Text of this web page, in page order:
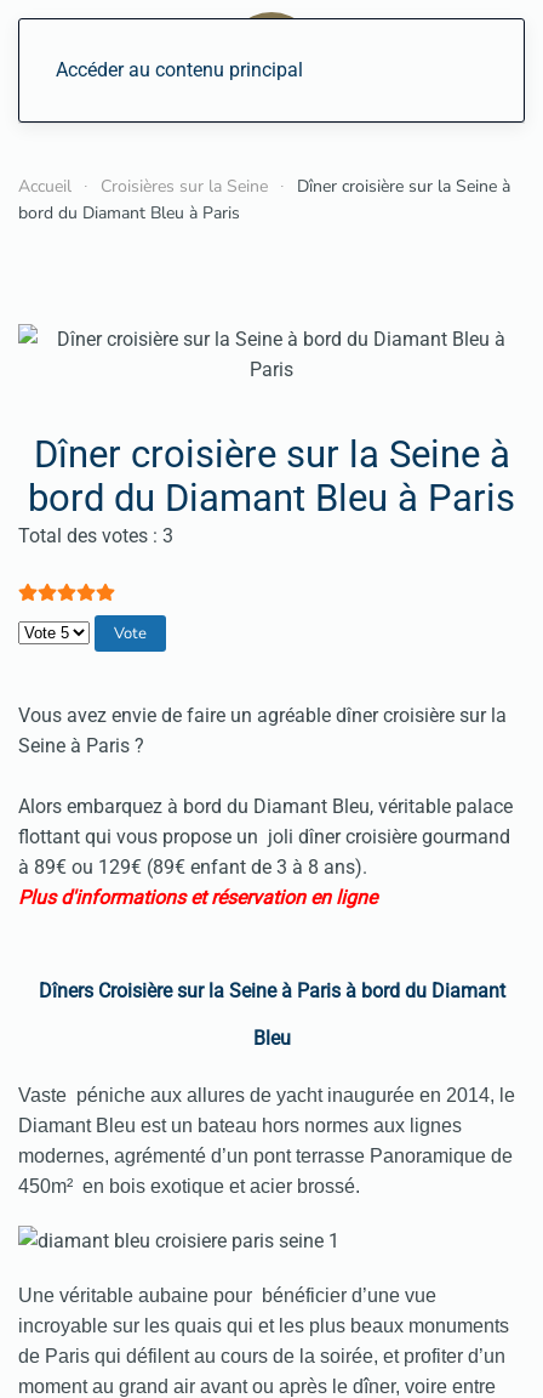
Accéder au contenu principal
Accueil Croisières sur la Seine
Dîner croisière sur la Seine à
bord du Diamant Bleu à Paris
Dîner croisière sur la Seine à
bord du Diamant Bleu à Paris
Vote utilisateur:5/
Total des votes : 3
Veuillez voter
Vous avez envie de faire un agréable dîner croisière sur la
Seine à Paris ?
Alors embarquez à bord du Diamant Bleu, véritable palace
flottant qui vous propose un joli dîner croisière gourmand
à 89€ ou 129€ (89€ enfant de 3 à 8 ans).
Plus d'informations et réservation en ligne
Dîners Croisière sur la Seine à Paris à bord du Diamant
Bleu
Vaste péniche aux allures de yacht inaugurée en 2014, le
Diamant Bleu est un bateau hors normes aux lignes
modernes, agrémenté d’un pont terrasse Panoramique de
450m² en bois exotique et acier brossé.
Une véritable aubaine pour bénéficier d’une vue
incroyable sur les quais qui et les plus beaux monuments
de Paris qui défilent au cours de la soirée, et profiter d’un
moment au grand air avant ou après le dîner, voire entre